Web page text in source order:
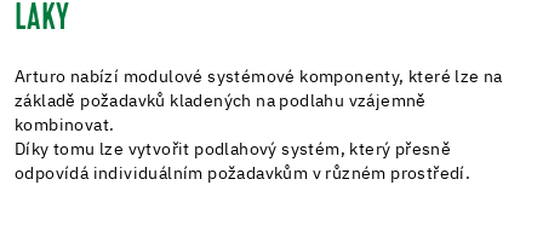
LAKY
Arturo nabízí modulové systémové komponenty, které lze na
základě požadavků kladených na podlahu vzájemně
kombinovat.
Díky tomu lze vytvořit podlahový systém, který přesně
odpovídá individuálním požadavkům v různém prostředí.